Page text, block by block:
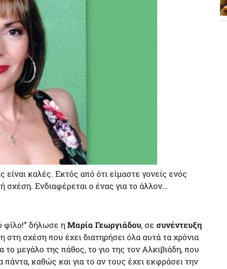
καλές. Εκτός από ότι είμαστε γονείς ενός
σχέση. Ενδιαφέρεται ο ένας για το άλλον…
φίλο!” δήλωσε ηΜαρία Γεωργιάδου, σε συνέντευξη
σχέση που έχει διατηρήσει όλα αυτά τα χρόνια
μεγάλο της πάθος, το γιο της τον Αλκιβιάδη, που
καθώς και για το αν τους έχει εκφράσει την